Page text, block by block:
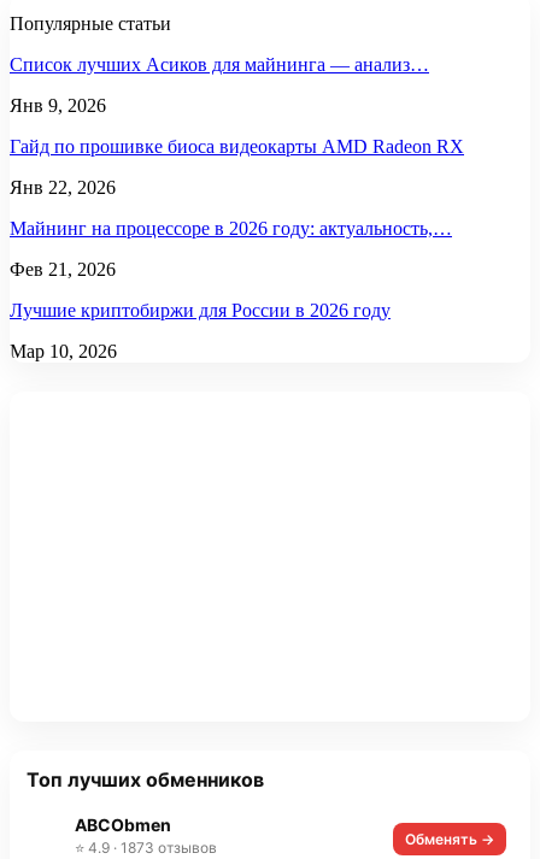
Популярные статьи
Список лучших Асиков для майнинга — анализ…
Янв 9, 2026
Гайд по прошивке биоса видеокарты AMD Radeon RX
Янв 22, 2026
Майнинг на процессоре в 2026 году: актуальность,…
Фев 21, 2026
Лучшие криптобиржи для России в 2026 году
Мар 10, 2026
Топ лучших обменников
ABCObmen
⭐ 4.9 · 1873 отзывов Обменять →